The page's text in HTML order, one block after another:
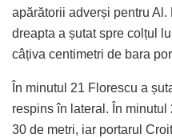
apărătorii adverși pentru Al.
dreapta a șutat spre colțul
câțiva centimetri de bara
În minutul 21 Florescu a
respins în lateral. În
30 de metri, iar portarul